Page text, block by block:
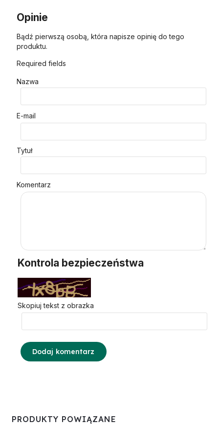
Opinie
Bądź pierwszą osobą, która napisze opinię do tego
produktu.
Required fields
Nazwa
E-mail
Tytuł
Komentarz
Kontrola bezpieczeństwa
Skopiuj tekst z obrazka
Dodaj komentarz
PRODUKTY POWIĄZANE